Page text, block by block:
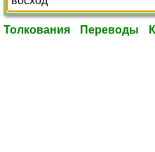
Толкования Переводы